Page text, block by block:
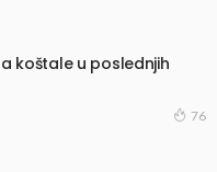
koštale u poslednjih
76